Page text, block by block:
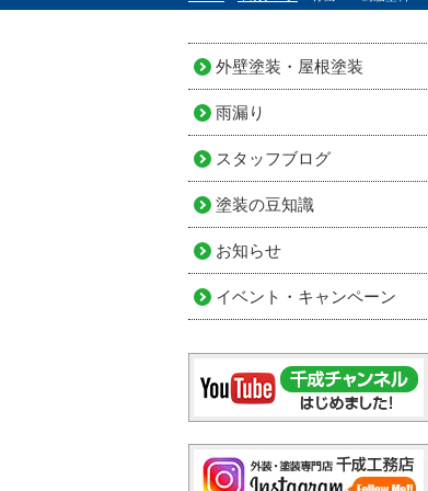
外壁塗装・屋根塗装
雨漏り
スタッフブログ
塗装の豆知識
お知らせ
イベント・キャンペーン